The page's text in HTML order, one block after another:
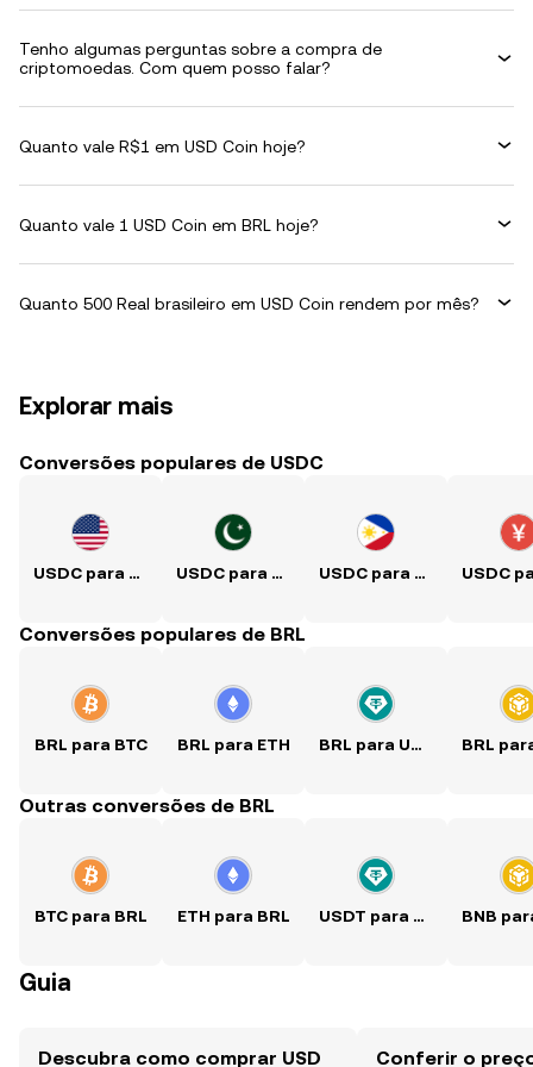
Tenho algumas perguntas sobre a compra de
criptomoedas. Com quem posso falar?
Quanto vale R$1 em USD Coin hoje?
Quanto vale 1 USD Coin em BRL hoje?
Quanto 500 Real brasileiro em USD Coin rendem por mês?
Explorar mais
Conversões populares de USDC
USDC para USD USDC para PKR USDC para PHP
Conversões populares de BRL
BRL para BTC BRL para ETH BRL para USDT
Outras conversões de BRL
BTC para BRL ETH para BRL USDT para BRL
Guia
Descubra como comprar USD
Conferir o